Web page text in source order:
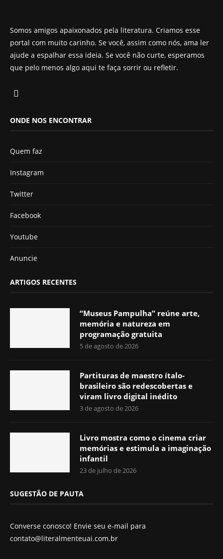
Somos amigos apaixonados pela literatura. Criamos esse
portal com muito carinho. Se você, assim como nós, ama ler
ajude a espalhar essa ideia. Se você não curte, esperamos
que pelo menos algo aqui te faça sorrir ou refletir.
ONDE NOS ENCONTRAR
Quem faz
Instagram
Twitter
Facebook
Youtube
Anuncie
ARTIGOS RECENTES
“Museus Pampulha” reúne arte,
memória e natureza em
programação gratuita
5 de agosto de 2026
Partituras de maestro ítalo-
brasileiro são redescobertas e
viram livro digital inédito
3 de agosto de 2026
Livro mostra como o cinema criar
memórias e estimula a imaginação
infantil
23 de julho de 2026
SUGESTÃO DE PAUTA
Converse conosco! Envie seu e-mail para
contato@literalmenteuai.com.br